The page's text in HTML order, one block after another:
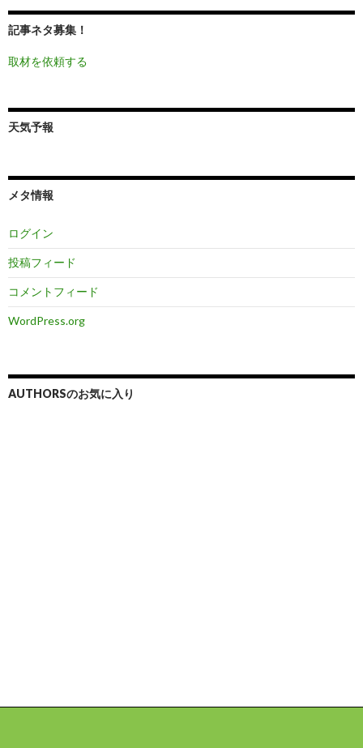
記事ネタ募集！
取材を依頼する
天気予報
メタ情報
ログイン
投稿フィード
コメントフィード
WordPress.org
AUTHORSのお気に入り